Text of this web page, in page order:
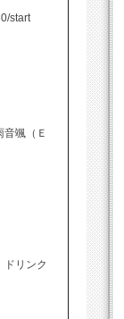
start
颯（Ｅ
リンク